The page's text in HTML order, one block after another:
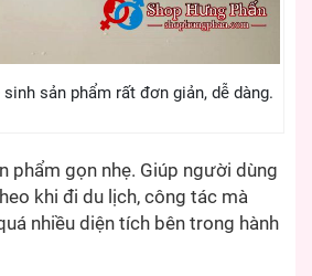
sản phẩm rất đơn giản, dễ dàng.
phẩm gọn nhẹ. Giúp người dùng
khi đi du lịch, công tác mà
nhiều diện tích bên trong hành